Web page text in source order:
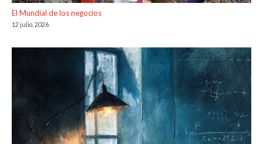
El Mundial de los negocios
12 julio, 2026